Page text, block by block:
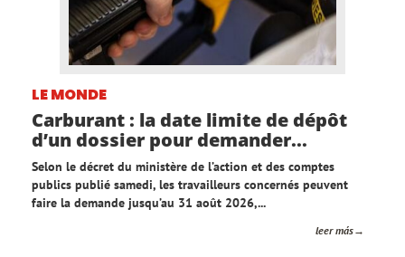
LE MONDE
Carburant : la date limite de dépôt
d’un dossier pour demander...
Selon le décret du ministère de l’action et des comptes
publics publié samedi, les travailleurs concernés peuvent
faire la demande jusqu’au 31 août 2026,...
leer más